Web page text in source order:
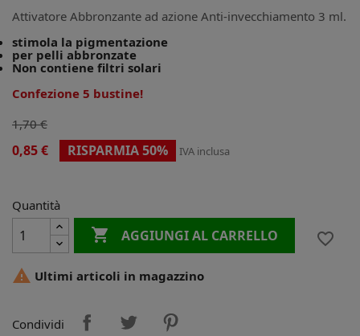
Attivatore Abbronzante ad azione Anti-invecchiamento 3 ml.
stimola la pigmentazione
per pelli abbronzate
Non contiene filtri solari
Confezione 5 bustine!
1,70 €
0,85 € RISPARMIA 50% IVA inclusa
Quantità
 AGGIUNGI AL CARRELLO
favorite_border
 Ultimi articoli in magazzino
Condividi